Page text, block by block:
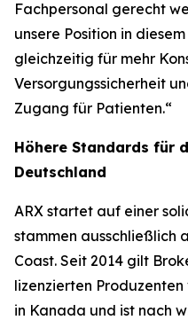
Fachpersonal gerecht
unsere Position in
gleichzeitig für mehr
Versorgungssicherheit
Zugang für Patienten.“
Höhere Standards für
Deutschland
ARX startet auf einer
stammen ausschließlich
Coast. Seit 2014 gilt
lizenzierten
in Kanada und ist nach